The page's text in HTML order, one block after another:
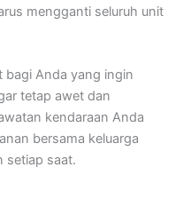
mengganti seluruh unit
bagi Anda yang ingin
tetap awet dan
kendaraan Anda
bersama keluarga
setiap saat.